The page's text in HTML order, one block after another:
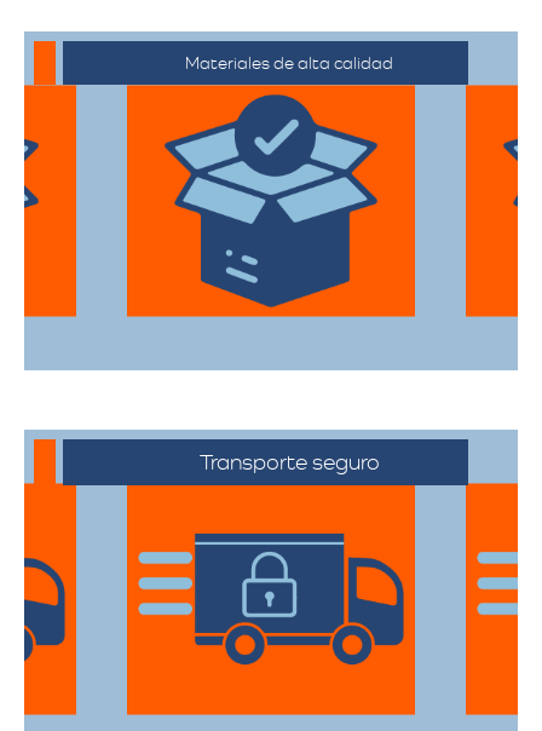
Materiales de alta calidad
Utilizan materiales de embalaje de
primera categoría para garantizar que
todas sus pertenencias estén protegidas
durante el traslado.
Transporte seguro
Los vehículos están equipados con
tecnología avanzada para asegurar que
cada artículo llegue en perfecto estado a
su destino.